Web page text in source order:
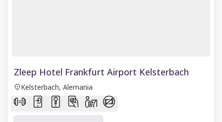
Zleep Hotel Frankfurt Airport Kelsterbach
Kelsterbach, Alemania